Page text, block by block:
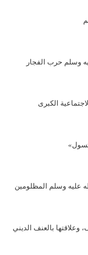
وسلم حرب الفجار
الكبرى
عليه وسلم المظلومين
بالعنف الديني